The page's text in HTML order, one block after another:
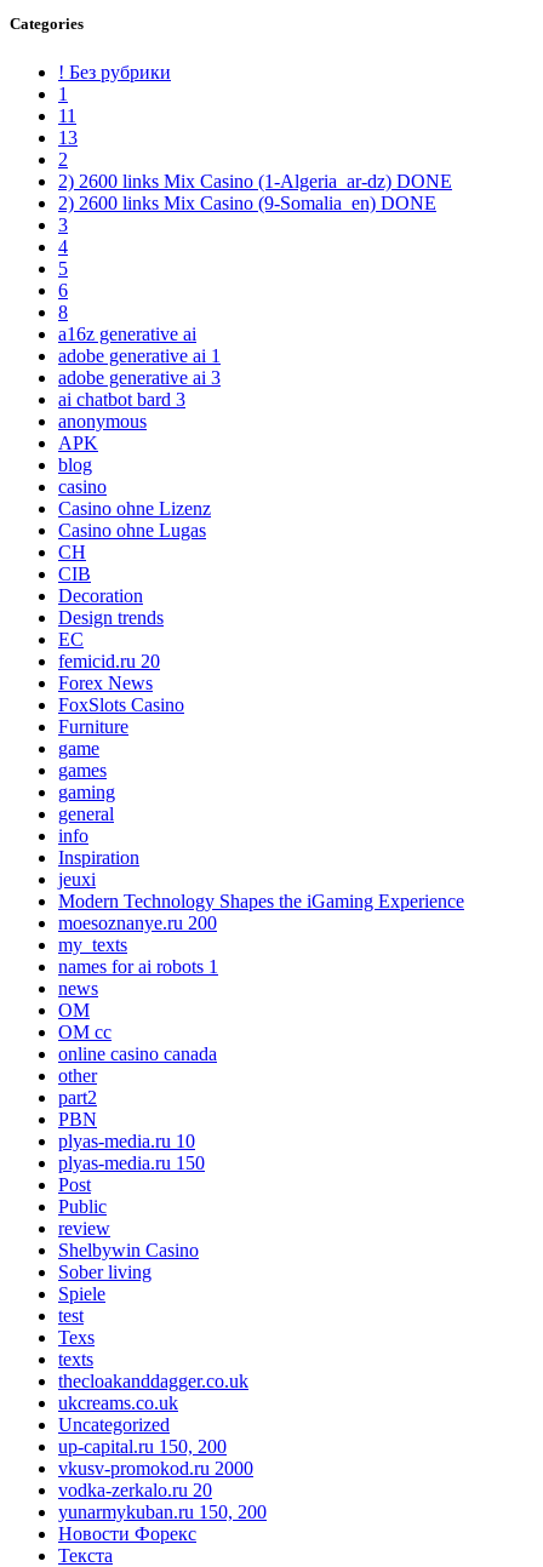
Categories
! Без рубрики
1
11
13
2
2) 2600 links Mix Casino (1-Algeria_ar-dz) DONE
2) 2600 links Mix Casino (9-Somalia_en) DONE
3
4
5
6
8
a16z generative ai
adobe generative ai 1
adobe generative ai 3
ai chatbot bard 3
anonymous
APK
blog
casino
Casino ohne Lizenz
Casino ohne Lugas
CH
CIB
Decoration
Design trends
EC
femicid.ru 20
Forex News
FoxSlots Casino
Furniture
game
games
gaming
general
info
Inspiration
jeuxi
Modern Technology Shapes the iGaming Experience
moesoznanye.ru 200
my_texts
names for ai robots 1
news
OM
OM cc
online casino canada
other
part2
PBN
plyas-media.ru 10
plyas-media.ru 150
Post
Public
review
Shelbywin Casino
Sober living
Spiele
test
Texs
texts
thecloakanddagger.co.uk
ukcreams.co.uk
Uncategorized
up-capital.ru 150, 200
vkusv-promokod.ru 2000
vodka-zerkalo.ru 20
yunarmykuban.ru 150, 200
Новости Форекс
Текста